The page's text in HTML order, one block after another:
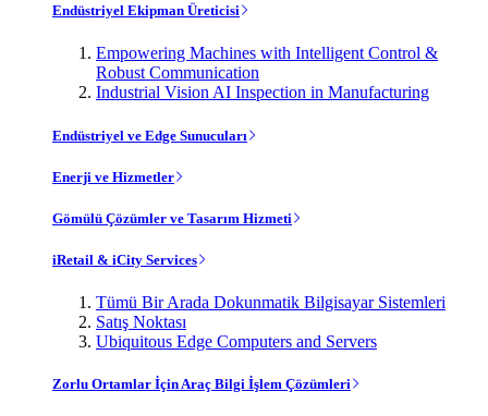
Endüstriyel Ekipman Üreticisi
Empowering Machines with Intelligent Control &
Robust Communication
Industrial Vision AI Inspection in Manufacturing
Endüstriyel ve Edge Sunucuları
Enerji ve Hizmetler
Gömülü Çözümler ve Tasarım Hizmeti
iRetail & iCity Services
Tümü Bir Arada Dokunmatik Bilgisayar Sistemleri
Satış Noktası
Ubiquitous Edge Computers and Servers
Zorlu Ortamlar İçin Araç Bilgi İşlem Çözümleri